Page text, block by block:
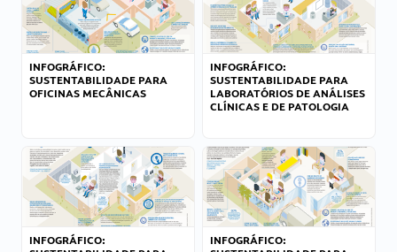
INFOGRÁFICO:
SUSTENTABILIDADE PARA
OFICINAS MECÂNICAS
INFOGRÁFICO:
SUSTENTABILIDADE PARA
LABORATÓRIOS DE ANÁLISES
CLÍNICAS E DE PATOLOGIA
INFOGRÁFICO:
INFOGRÁFICO: